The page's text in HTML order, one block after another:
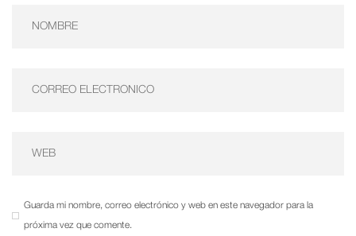
Guarda mi nombre, correo electrónico y web en este navegador para la
próxima vez que comente.